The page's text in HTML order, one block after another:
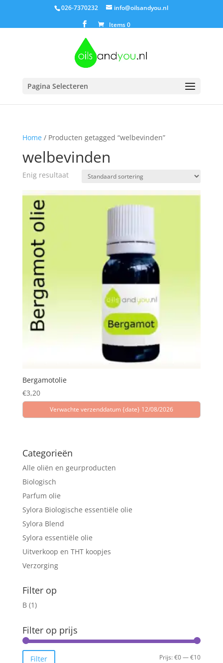
026-7370232
info@oilsandyou.nl
Items 0
Pagina Selecteren
Home/ Producten getagged “welbevinden”
welbevinden
Enig resultaat
Bergamotolie
€3,20
Verwachte verzenddatum {date} 12/08/2026
Categorieën
Alle oliën en geurproducten
Biologisch
Parfum olie
Sylora Biologische essentiële olie
Sylora Blend
Sylora essentiële olie
Uitverkoop en THT koopjes
Verzorging
Filter op
B (1)
Filter op prijs
Min.
Max.
Filter Prijs:€0—€10